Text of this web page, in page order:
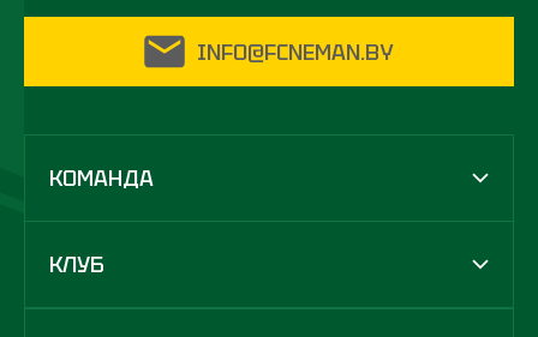
INFO@FCNEMAN.BY
КОМАНДА
КЛУБ